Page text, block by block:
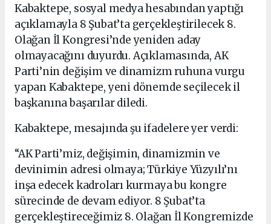
Kabaktepe, sosyal medya hesabından yaptığı
açıklamayla 8 Şubat’ta gerçekleştirilecek 8.
Olağan İl Kongresi’nde yeniden aday
olmayacağını duyurdu. Açıklamasında, AK
Parti’nin değişim ve dinamizm ruhuna vurgu
yapan Kabaktepe, yeni dönemde seçilecek il
başkanına başarılar diledi.
Kabaktepe, mesajında şu ifadelere yer verdi:
“AK Parti’miz, değişimin, dinamizmin ve
devinimin adresi olmaya; Türkiye Yüzyılı’nı
inşa edecek kadroları kurmaya bu kongre
sürecinde de devam ediyor. 8 Şubat’ta
gerçekleştireceğimiz 8. Olağan İl Kongremizde